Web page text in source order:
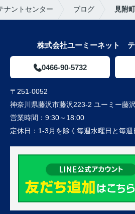
ナントセンター ブログ 見附
株式会社ユーミーネット
0466-90-5732
〒251-0052
神奈川県藤沢市藤沢223-2 ユーミー藤
営業時間： 9:30～18:00
定休日： 1-3月を除く毎週水曜日と毎週